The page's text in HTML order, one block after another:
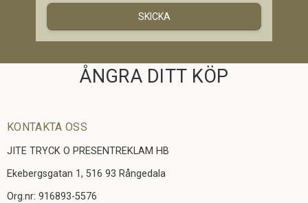
SKICKA
ÅNGRA DITT KÖP
KONTAKTA OSS
JITE TRYCK O PRESENTREKLAM HB
Ekebergsgatan 1, 516 93 Rångedala
Org.nr: 916893-5576